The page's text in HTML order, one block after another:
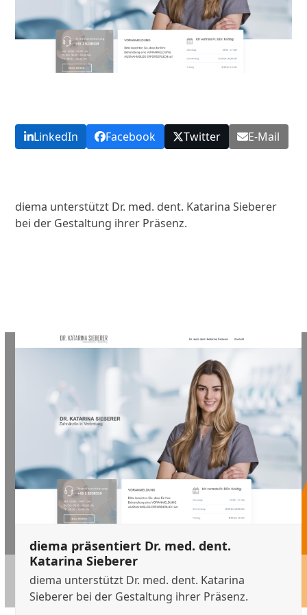
LinkedIn Facebook Twitter E-Mail
diema unterstützt Dr. med. dent. Katarina Sieberer
bei der Gestaltung ihrer Präsenz.
access
the
carousel
navigation
buttons
diema präsentiert Dr. med. dent.
Katarina Sieberer
diema unterstützt Dr. med. dent. Katarina
Sieberer bei der Gestaltung ihrer Präsenz.